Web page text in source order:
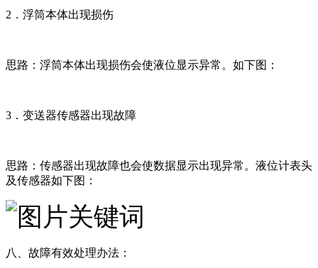
2．浮筒本体出现损伤
思路：浮筒本体出现损伤会使液位显示异常。如下图：
3．变送器传感器出现故障
思路：传感器出现故障也会使数据显示出现异常。液位计表头
及传感器如下图：
八、故障有效处理办法：